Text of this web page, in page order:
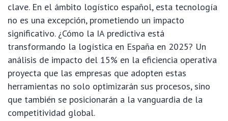
clave. En el ámbito logístico español, esta tecnología
no es una excepción, prometiendo un impacto
significativo. ¿Cómo la IA predictiva está
transformando la logística en España en 2025? Un
análisis de impacto del 15% en la eficiencia operativa
proyecta que las empresas que adopten estas
herramientas no solo optimizarán sus procesos, sino
que también se posicionarán a la vanguardia de la
competitividad global.